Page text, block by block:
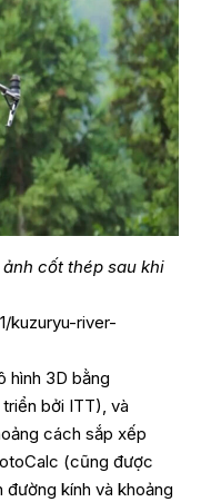
cốt thép sau khi
kuzuryu-river-
hình 3D bằng
bởi ITT), và
cách sắp xếp
(cũng được
kính và khoảng